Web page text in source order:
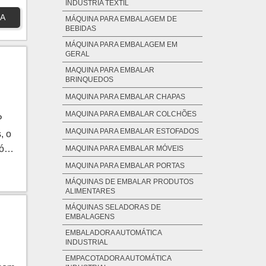
o
INDÚSTRIA TÊXTIL
MÁQUINA PARA EMBALAGEM DE
BEBIDAS
MÁQUINA PARA EMBALAGEM EM
GERAL
MAQUINA PARA EMBALAR
BRINQUEDOS
MAQUINA PARA EMBALAR CHAPAS
MAQUINA PARA EMBALAR COLCHÕES
MAQUINA PARA EMBALAR ESTOFADOS
MAQUINA PARA EMBALAR MÓVEIS
MAQUINA PARA EMBALAR PORTAS
MÁQUINAS DE EMBALAR PRODUTOS
ALIMENTARES
MÁQUINAS SELADORAS DE
EMBALAGENS
EMBALADORA AUTOMÁTICA
INDUSTRIAL
EMPACOTADORA AUTOMÁTICA